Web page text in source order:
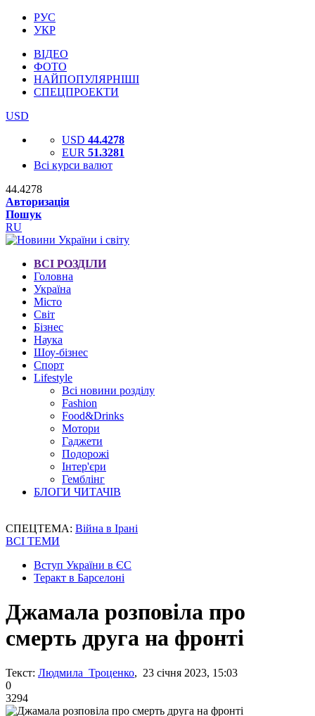
РУС
УКР
ВІДЕО
ФОТО
НАЙПОПУЛЯРНІШІ
СПЕЦПРОЕКТИ
USD
USD 44.4278
EUR 51.3281
Всі курси валют
44.4278
Авторизація
Пошук
RU
ВСІ РОЗДІЛИ
Головна
Україна
Місто
Світ
Бізнес
Наука
Шоу-бізнес
Спорт
Lifestyle
Всі новини розділу
Fashion
Food&Drinks
Мотори
Гаджети
Подорожі
Інтер'єри
Гемблінг
БЛОГИ ЧИТАЧІВ
СПЕЦТЕМА: Війна в Ірані
ВСІ ТЕМИ
Вступ України в ЄС
Теракт в Барселоні
Джамала розповіла про
смерть друга на фронті
Текст: Людмила Троценко, 23 січня 2023, 15:03
0
3294